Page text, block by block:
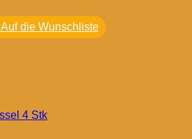
Auf die Wunschliste